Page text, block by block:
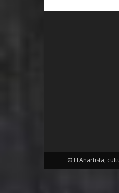
© El Anartista,